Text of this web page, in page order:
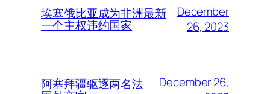
埃塞俄比亚成为非洲最新
一个主权违约国家
December
26, 2023
阿塞拜疆驱逐两名法
December 26,